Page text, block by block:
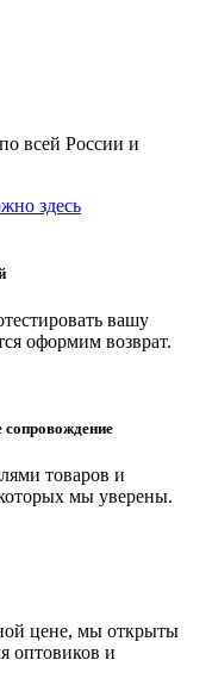
всей России и
здесь
вашу
оформим возврат.
сопровождение
товаров и
мы уверены.
цене, мы открыты
оптовиков и